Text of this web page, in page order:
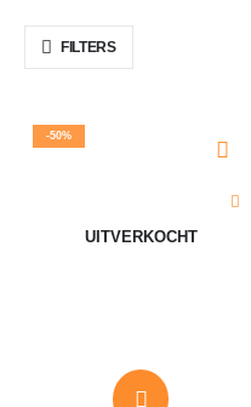
FILTERS
-50%
UITVERKOCHT